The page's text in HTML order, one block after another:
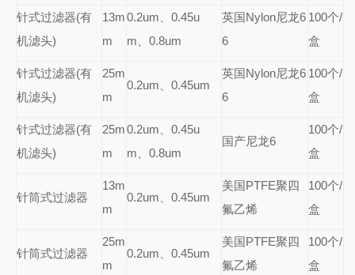
针式过滤器(有
机滤头)
13m
m
0.2um 、0.45u
m、0.8um
英国Nylon尼龙6
6
100个/
盒
针式过滤器(有
机滤头)
25m
m
0.2um 、0.45um
英国Nylon尼龙6
6
100个/
盒
针式过滤器(有
机滤头)
25m
m
0.2um 、0.45u
m、0.8um
国产尼龙6
100个/
盒
针筒式过滤器
13m
m
0.2um 、0.45um
美国PTFE聚四
氟乙烯
100个/
盒
针筒式过滤器
25m
m
0.2um 、0.45um
美国PTFE聚四
氟乙烯
100个/
盒